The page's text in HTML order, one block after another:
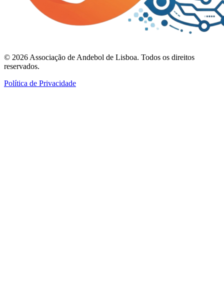
© 2026 Associação de Andebol de Lisboa. Todos os direitos
reservados.
Política de Privacidade